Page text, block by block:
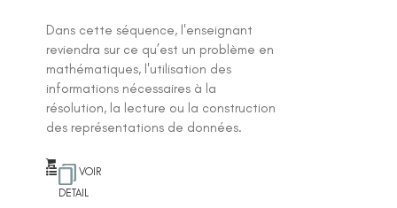
Dans cette séquence, l'enseignant
reviendra sur ce qu’est un problème en
mathématiques, l'utilisation des
informations nécessaires à la
résolution, la lecture ou la construction
des représentations de données.
VOIR
DETAIL